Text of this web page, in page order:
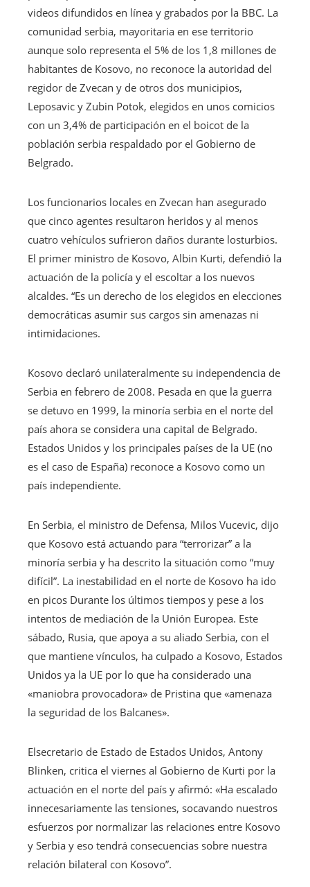
videos difundidos en línea y grabados por la BBC. La
comunidad serbia, mayoritaria en ese territorio
aunque solo representa el 5% de los 1,8 millones de
habitantes de Kosovo, no reconoce la autoridad del
regidor de Zvecan y de otros dos municipios,
Leposavic y Zubin Potok, elegidos en unos comicios
con un 3,4% de participación en el boicot de la
población serbia respaldado por el Gobierno de
Belgrado.
Los funcionarios locales en Zvecan han asegurado
que cinco agentes resultaron heridos y al menos
cuatro vehículos sufrieron daños durante losturbios.
El primer ministro de Kosovo, Albin Kurti, defendió la
actuación de la policía y el escoltar a los nuevos
alcaldes. “Es un derecho de los elegidos en elecciones
democráticas asumir sus cargos sin amenazas ni
intimidaciones.
Kosovo declaró unilateralmente su independencia de
Serbia en febrero de 2008. Pesada en que la guerra
se detuvo en 1999, la minoría serbia en el norte del
país ahora se considera una capital de Belgrado.
Estados Unidos y los principales países de la UE (no
es el caso de España) reconoce a Kosovo como un
país independiente.
En Serbia, el ministro de Defensa, Milos Vucevic, dijo
que Kosovo está actuando para “terrorizar” a la
minoría serbia y ha descrito la situación como “muy
difícil”. La inestabilidad en el norte de Kosovo ha ido
en picos Durante los últimos tiempos y pese a los
intentos de mediación de la Unión Europea. Este
sábado, Rusia, que apoya a su aliado Serbia, con el
que mantiene vínculos, ha culpado a Kosovo, Estados
Unidos ya la UE por lo que ha considerado una
«maniobra provocadora» de Pristina que «amenaza
la seguridad de los Balcanes».
Elsecretario de Estado de Estados Unidos, Antony
Blinken, critica el viernes al Gobierno de Kurti por la
actuación en el norte del país y afirmó: «Ha escalado
innecesariamente las tensiones, socavando nuestros
esfuerzos por normalizar las relaciones entre Kosovo
y Serbia y eso tendrá consecuencias sobre nuestra
relación bilateral con Kosovo”.